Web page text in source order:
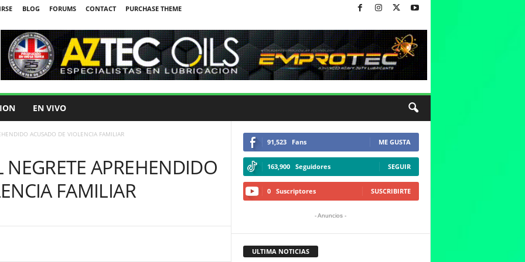
BLOG FORUMS CONTACT PURCHASE THEME
EN VIVO
ACUSADO DE VIOLENCIA FAMILIAR
APREHENDIDO
FAMILIAR
91,523 Fans ME GUSTA
163,900 Seguidores SEGUIR
0 Suscriptores SUSCRIBIRTE
- Anuncios -
ULTIMA NOTICIAS